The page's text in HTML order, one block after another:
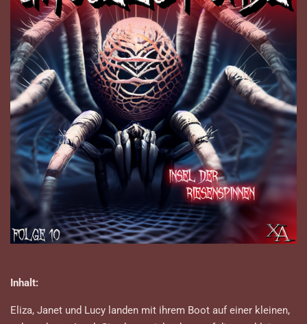
Inhalt:
Eliza, Janet und Lucy landen mit ihrem Boot auf einer kleinen,